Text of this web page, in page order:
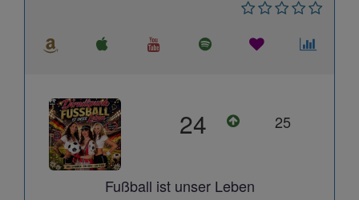
24 25
Fußball ist unser Leben